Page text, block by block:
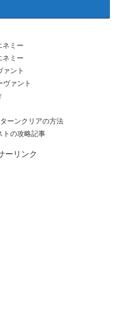
ネミー
ネミー
ァント
ヴァント
ーンクリアの方法
トの攻略記事
ーリンク